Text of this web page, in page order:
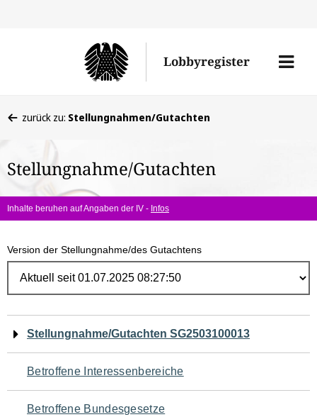
Lobbyregister
Menü
befinden
hier:
zurück zu: Stellungnahmen/Gutachten
Stellungnahme/Gutachten
Inhalte beruhen auf Angaben der IV - Infos
Version der Stellungnahme/des Gutachtens
Navigation
für
den
Stellungnahme/Gutachten SG2503100013
Betroffene Interessenbereiche
Betroffene Bundesgesetze